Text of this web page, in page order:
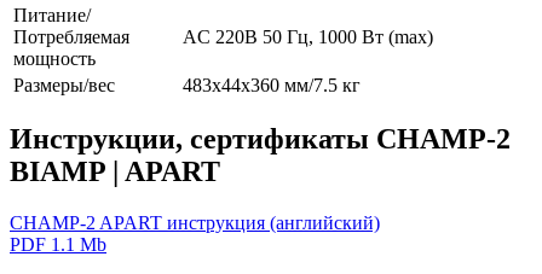
Питание/
Потребляемая
мощность
AC 220В 50 Гц, 1000 Вт (max)
Размеры/вес 483х44х360 мм/7.5 кг
Инструкции, сертификаты CHAMP-2
BIAMP | APART
CHAMP-2 APART инструкция (английский)
PDF 1.1 Mb